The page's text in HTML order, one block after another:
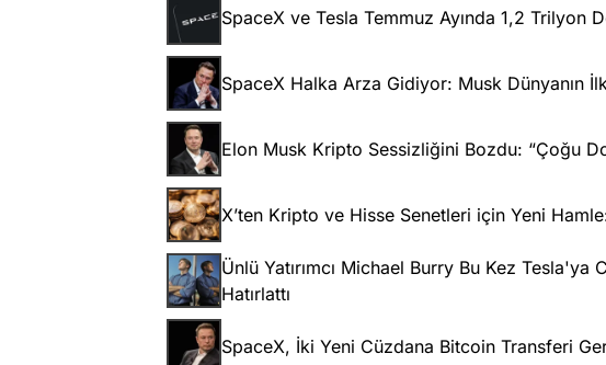
SpaceX ve Tesla Temmuz Ayında 1,2 Trilyon
SpaceX Halka Arza Gidiyor: Musk Dünyanın
Elon Musk Kripto Sessizliğini Bozdu: “Çoğu
X’ten Kripto ve Hisse Senetleri için Yeni
Ünlü Yatırımcı Michael Burry Bu Kez
Hatırlattı
SpaceX, İki Yeni Cüzdana Bitcoin Transferi